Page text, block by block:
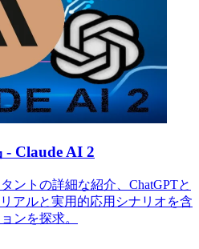
- Claude AI 2
ントの詳細な紹介、ChatGPTと
アルと実用的応用シナリオを含
ンを探求。